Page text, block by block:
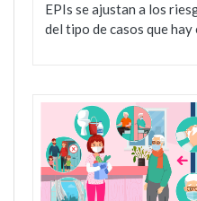
EPIs se ajustan a los
del tipo de casos que